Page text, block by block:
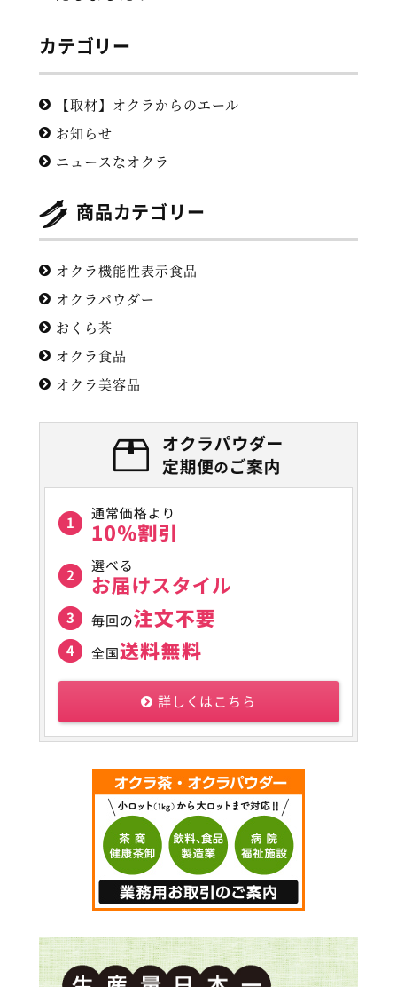
カテゴリー
【取材】オクラからのエール
お知らせ
ニュースなオクラ
商品カテゴリー
オクラ機能性表示食品
オクラパウダー
おくら茶
オクラ食品
オクラ美容品
詳しくはこちら